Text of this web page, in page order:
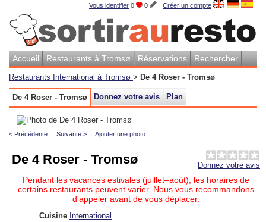
Vous identifier 0 0 | Créer un compte
Accueil Restaurants à Tromsø Réservations Rechercher
Restaurants International à Tromsø > De 4 Roser - Tromsø
De 4 Roser - Tromsø Donnez votre avis Plan
< Précédente | Suivante > | Ajouter une photo
Donnez votre avis
De 4 Roser - Tromsø
Pendant les vacances estivales (juillet–août), les horaires de
certains restaurants peuvent varier. Nous vous recommandons
d'appeler avant de vous déplacer.
Cuisine International